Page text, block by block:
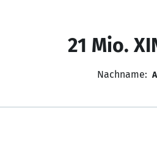
21 Mio.
Nachname: A